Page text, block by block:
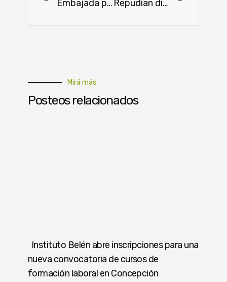
Embajada promueve el comercio de la yerba mate con los países árabes Repudian dichos del ministro de Consumo del Gobierno de España
Mirá más
Posteos relacionados
Instituto Belén abre inscripciones para una
nueva convocatoria de cursos de
formación laboral en Concepción